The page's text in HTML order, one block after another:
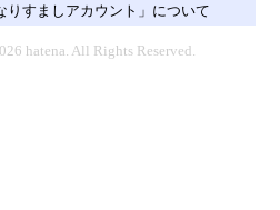
りすましアカウント」について
hatena. All Rights Reserved.